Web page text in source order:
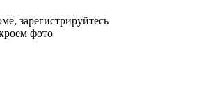
зарегистрируйтесь
фото